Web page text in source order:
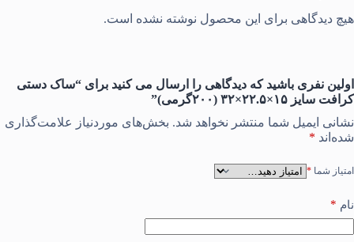
هیچ دیدگاهی برای این محصول نوشته نشده است.
اولین نفری باشید که دیدگاهی را ارسال می کنید برای “ساک دستی
کرافت سایز ۱۵×۲۲.۵×۳۲ (۲۰۰گرمی)”
نشانی ایمیل شما منتشر نخواهد شد. بخش‌های موردنیاز علامت‌گذاری
شده‌اند *
امتیاز شما *
نام *